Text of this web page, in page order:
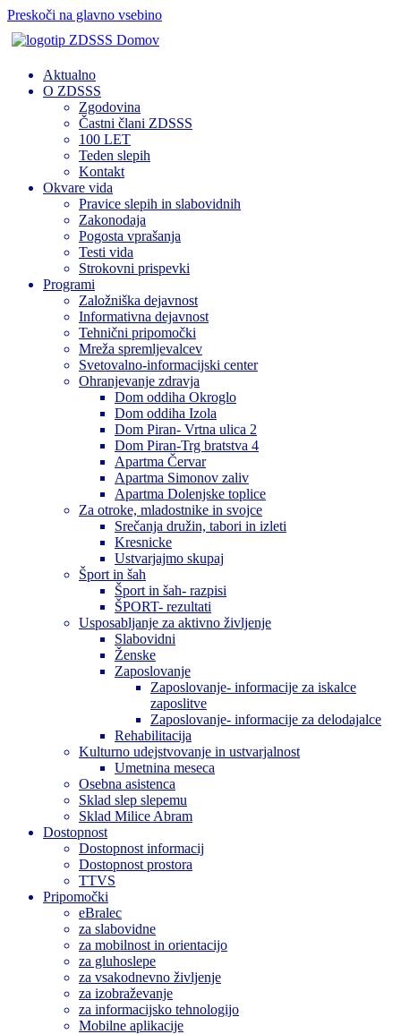
Preskoči na glavno vsebino
Domov
Aktualno
O ZDSSS
Zgodovina
Častni člani ZDSSS
100 LET
Teden slepih
Kontakt
Okvare vida
Pravice slepih in slabovidnih
Zakonodaja
Pogosta vprašanja
Testi vida
Strokovni prispevki
Programi
Založniška dejavnost
Informativna dejavnost
Tehnični pripomočki
Mreža spremljevalcev
Svetovalno-informacijski center
Ohranjevanje zdravja
Dom oddiha Okroglo
Dom oddiha Izola
Dom Piran- Vrtna ulica 2
Dom Piran-Trg bratstva 4
Apartma Červar
Apartma Simonov zaliv
Apartma Dolenjske toplice
Za otroke, mladostnike in svojce
Srečanja družin, tabori in izleti
Kresnicke
Ustvarjajmo skupaj
Šport in šah
Šport in šah- razpisi
ŠPORT- rezultati
Usposabljanje za aktivno življenje
Slabovidni
Ženske
Zaposlovanje
Zaposlovanje- informacije za iskalce
zaposlitve
Zaposlovanje- informacije za delodajalce
Rehabilitacija
Kulturno udejstvovanje in ustvarjalnost
Umetnina meseca
Osebna asistenca
Sklad slep slepemu
Sklad Milice Abram
Dostopnost
Dostopnost informacij
Dostopnost prostora
TTVS
Pripomočki
eBralec
za slabovidne
za mobilnost in orientacijo
za gluhoslepe
za vsakodnevno življenje
za izobraževanje
za informacijsko tehnologijo
Mobilne aplikacije